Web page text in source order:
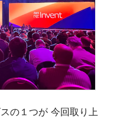
の１つが 今回取り上